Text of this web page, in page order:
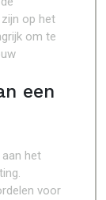
op het
om te
een
het
voor